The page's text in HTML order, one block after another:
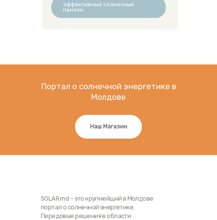
эффективные солнечные
панели
Портал о солнечной энергетике в
Молдове
Наш Магазин
SOLAR.md – это крупнейший в Молдове
портал о солнечной энергетике.
Передовые решения в области